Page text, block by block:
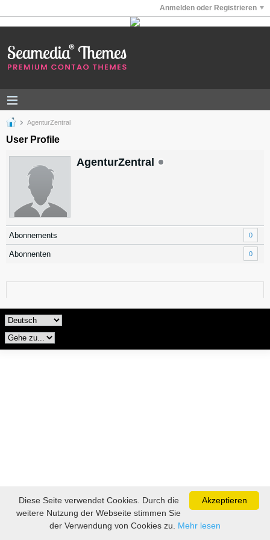
Anmelden oder Registrieren
AgenturZentral
User Profile
AgenturZentral
Abonnements 0
Abonnenten 0
Akzeptieren
Diese Seite verwendet Cookies. Durch die
weitere Nutzung der Webseite stimmen Sie
der Verwendung von Cookies zu. Mehr lesen